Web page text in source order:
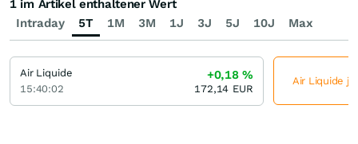
Intraday 5T 1M 3M 1J 3J 5J 10J Max
1 im Artikel enthaltener Wert
Air Liquide
15:40:02
+0,18%
172,14 EUR
Air Liquide